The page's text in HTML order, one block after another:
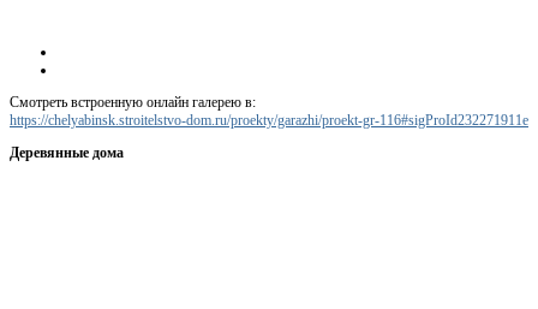
Смотреть встроенную онлайн галерею в:
https://chelyabinsk.stroitelstvo-dom.ru/proekty/garazhi/proekt-gr-116#sigProId232271911e
Деревянные дома